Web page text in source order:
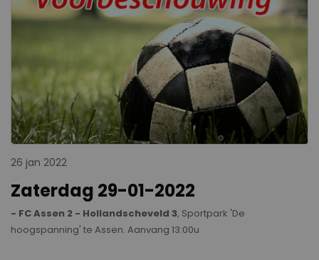
26 jan 2022
Zaterdag 29-01-2022
- FC Assen 2 - Hollandscheveld 3, Sportpark 'De
hoogspanning' te Assen. Aanvang 13:00u